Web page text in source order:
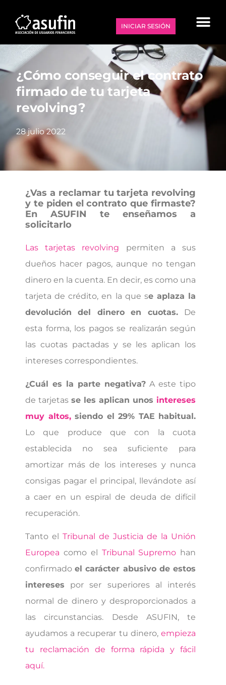
INICIAR SESIÓN
¿Cómo conseguir el contrato
firmado de tu tarjeta
revolving?
28 julio 2022
¿Vas a reclamar tu tarjeta revolving
y te piden el contrato que firmaste?
En ASUFIN te enseñamos a
solicitarlo
Las tarjetas revolving permiten a sus
dueños hacer pagos, aunque no tengan
dinero en la cuenta. En decir, es como una
tarjeta de crédito, en la que se aplaza la
devolución del dinero en cuotas. De
esta forma, los pagos se realizarán según
las cuotas pactadas y se les aplican los
intereses correspondientes.
¿Cuál es la parte negativa? A este tipo
de tarjetasse les aplican unos intereses
muy altos,siendo el 29% TAE habitual.
Lo que produce que con la cuota
establecida no sea suficiente para
amortizar más de los intereses y nunca
consigas pagar el principal, llevándote así
a caer en un espiral de deuda de difícil
recuperación.
Tanto elTribunal de Justicia de la Unión
Europea como el Tribunal Supremo han
confirmadoel carácter abusivo de estos
intereses por ser superiores al interés
normal de dinero y desproporcionados a
las circunstancias. Desde ASUFIN, te
ayudamos a recuperar tu dinero,empieza
tu reclamación de forma rápida y fácil
aquí.